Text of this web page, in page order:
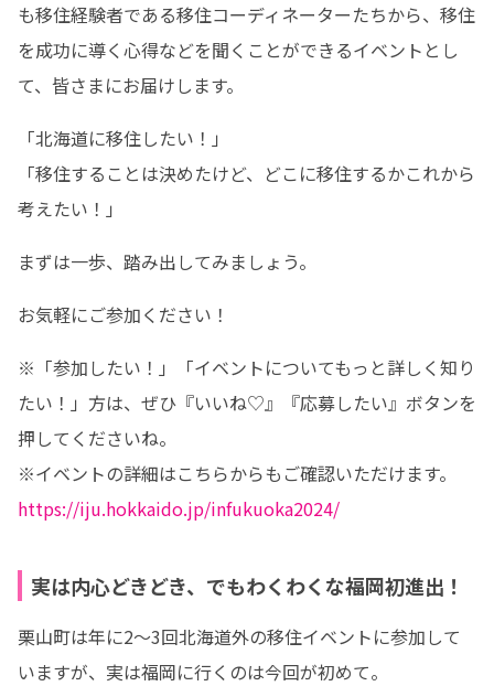
も移住経験者である移住コーディネーターたちから、移住
を成功に導く心得などを聞くことができるイベントとし
て、皆さまにお届けします。
「北海道に移住したい！」
「移住することは決めたけど、どこに移住するかこれから
考えたい！」
まずは一歩、踏み出してみましょう。
お気軽にご参加ください！
※「参加したい！」「イベントについてもっと詳しく知り
たい！」方は、ぜひ『いいね♡』『応募したい』ボタンを
押してくださいね。
https://iju.hokkaido.jp/infukuoka2024/
実は内心どきどき、でもわくわくな福岡初進出！
栗山町は年に2～3回北海道外の移住イベントに参加して
いますが、実は福岡に行くのは今回が初めて。